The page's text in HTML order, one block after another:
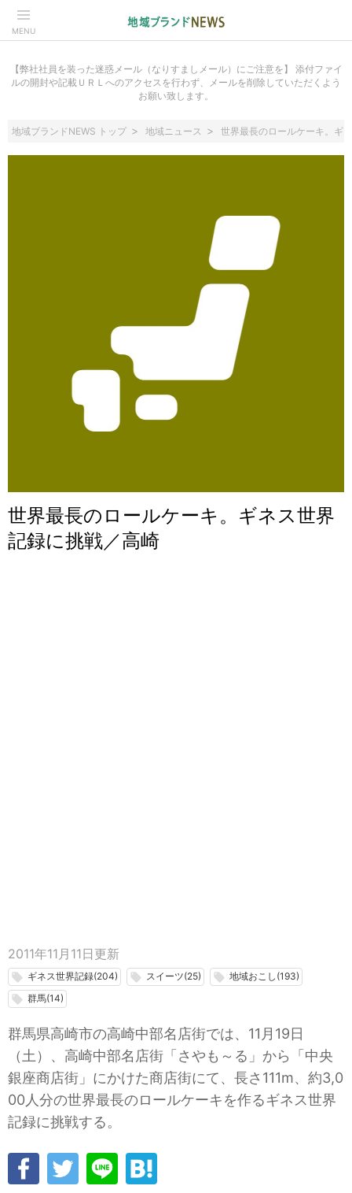
MENU
【弊社社員を装った迷惑メール（なりすましメール）にご注意を】 添付ファイ
ルの開封や記載ＵＲＬへのアクセスを行わず、メールを削除していただくよう
お願い致します。
地域ブランドNEWS トップ 地域ニュース 世界最長のロールケーキ。ギ
世界最長のロールケーキ。ギネス世界
記録に挑戦／高崎
2011年11月11日 更新
local_offer ギネス世界記録(204) local_offer スイーツ(25) local_offer 地域おこし(193)
local_offer 群馬(14)
群馬県高崎市の高崎中部名店街では、11月19日
（土）、高崎中部名店街「さやも～る」から「中央
銀座商店街」にかけた商店街にて、長さ111m、約3,0
00人分の世界最長のロールケーキを作るギネス世界
記録に挑戦する。